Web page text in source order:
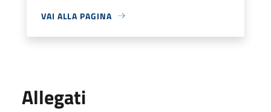
VAI ALLA PAGINA
Allegati